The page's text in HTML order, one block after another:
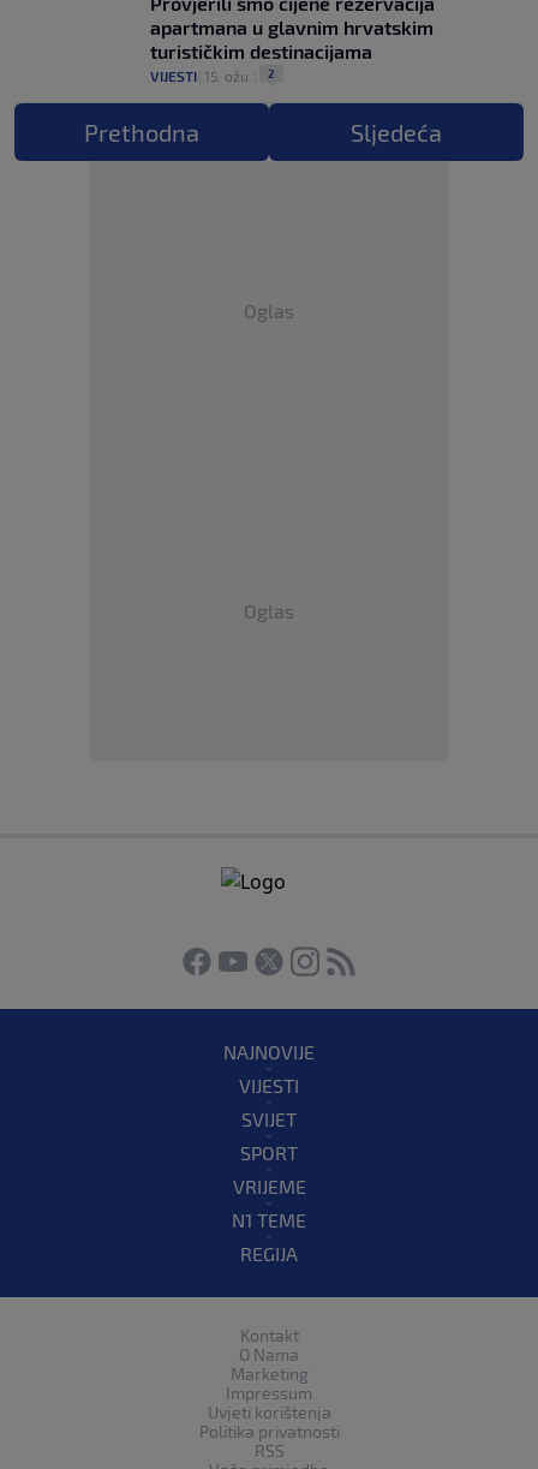
apartmana u glavnim hrvatskim
turističkim destinacijama
VIJESTI 15. ožu. 2
Prethodna Sljedeća
Oglas
Oglas
NAJNOVIJE
VIJESTI
SVIJET
SPORT
VRIJEME
N1 TEME
REGIJA
Kontakt
O Nama
Marketing
Impressum
Uvjeti korištenja
Politika privatnosti
RSS